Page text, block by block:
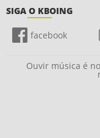
SIGA O KBOING
facebook
Ouvir música é no